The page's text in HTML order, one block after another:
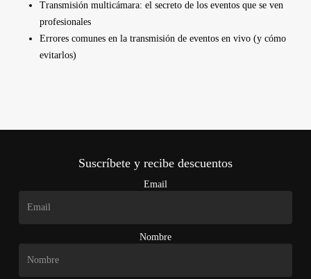
Transmisión multicámara: el secreto de los eventos que se ven
profesionales
Errores comunes en la transmisión de eventos en vivo (y cómo
evitarlos)
Suscríbete y recibe descuentos
Email
Nombre